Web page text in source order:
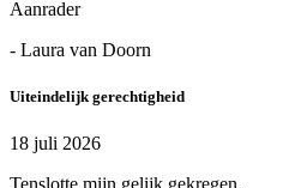
Aanrader
- Laura van Doorn
Uiteindelijk gerechtigheid
18 juli 2026
Tenslotte mijn gelijk gekregen.